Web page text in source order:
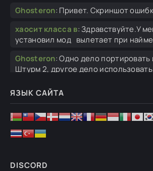
Ghosteron: Привет. Скриншот
хаосит класса в:Здравствуйте.У
установил мод вылетает при найме
Ghosteron:Одно дело портировать
Штурм 2, другое дело использовать
Ghosteron:Так конечно мод на
Ghosteron:"Документы/my games/
hell/log/...".
vodan bratan
после загрузки сейвов. 2
ЯЗЫК САЙТА
DISCORD